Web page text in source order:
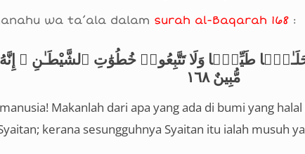
wa ta’ala dalam surah al-Baqarah 168 :
حَلَـٰلًۭا طَيِّبًۭا وَلَا تَتَّبِعُوا۟ خُطُوَٰتِ ٱلشَّيْطَـٰنِ
مُّبِينٌ ١٦٨
Makanlah dari apa yang ada di bumi yang
kerana sesungguhnya Syaitan itu ialah musuh